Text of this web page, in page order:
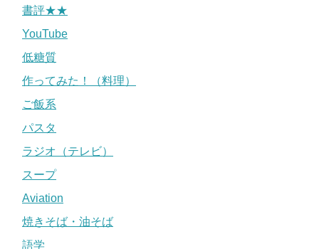
書評★★
YouTube
低糖質
作ってみた！（料理）
ご飯系
パスタ
ラジオ（テレビ）
スープ
Aviation
焼きそば・油そば
語学